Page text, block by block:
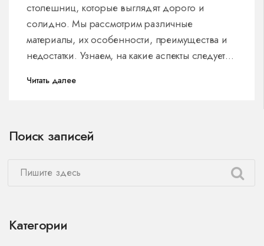
столешниц, которые выглядят дорого и
солидно. Мы рассмотрим различные
материалы, их особенности, преимущества и
недостатки. Узнаем, на какие аспекты следует
В статье также будут приведены советы по
Читать далее
Поиск записей
Категории